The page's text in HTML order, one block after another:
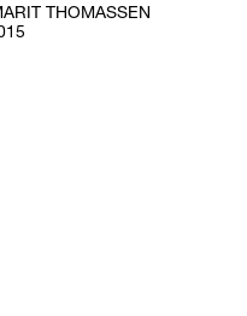
THOMASSEN